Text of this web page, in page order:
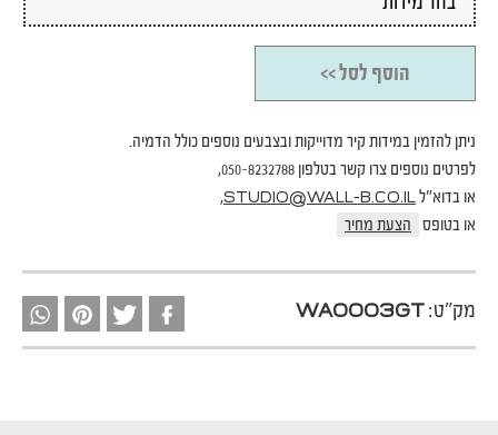
הוסף לסל >>
ניתן להזמין במידות קיר מדוייקות ובצבעים נוספים כולל הדמיה.
לפרטים נוספים צרו קשר בטלפון 050-8232788,
או בדוא"לSTUDIO@WALL-B.CO.IL
,
או בטופס
הצעת מחיר
מק"ט:WA0003GT